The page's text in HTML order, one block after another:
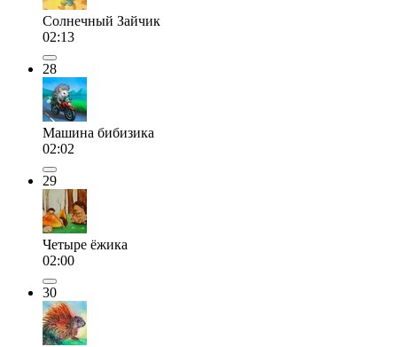
Солнечный Зайчик
02:13
28
Машина бибизика
02:02
29
Четыре ёжика
02:00
30